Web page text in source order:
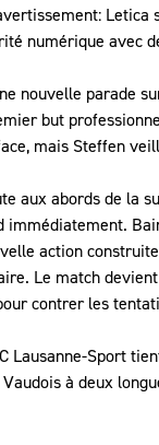
numérique avec
nouvelle parade
but
mais Steffen
aux abords de la
immédiatement.
action
Le match
contrer les
Lausanne-Sport
à deux